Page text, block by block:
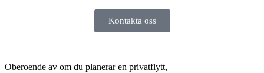
Kontakta oss
Oberoende av om du planerar en privatflytt,